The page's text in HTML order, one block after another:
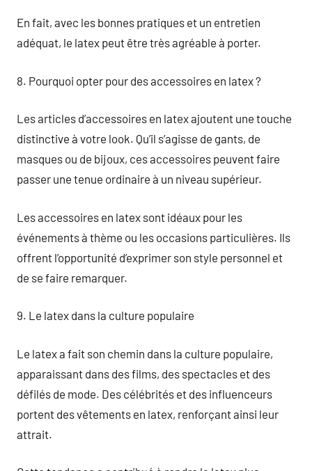
En fait, avec les bonnes pratiques et un entretien
adéquat, le latex peut être très agréable à porter.
8. Pourquoi opter pour des accessoires en latex ?
Les articles d’accessoires en latex ajoutent une touche
distinctive à votre look. Qu’il s’agisse de gants, de
masques ou de bijoux, ces accessoires peuvent faire
passer une tenue ordinaire à un niveau supérieur.
Les accessoires en latex sont idéaux pour les
événements à thème ou les occasions particulières. Ils
offrent l’opportunité d’exprimer son style personnel et
de se faire remarquer.
9. Le latex dans la culture populaire
Le latex a fait son chemin dans la culture populaire,
apparaissant dans des films, des spectacles et des
défilés de mode. Des célébrités et des influenceurs
portent des vêtements en latex, renforçant ainsi leur
attrait.